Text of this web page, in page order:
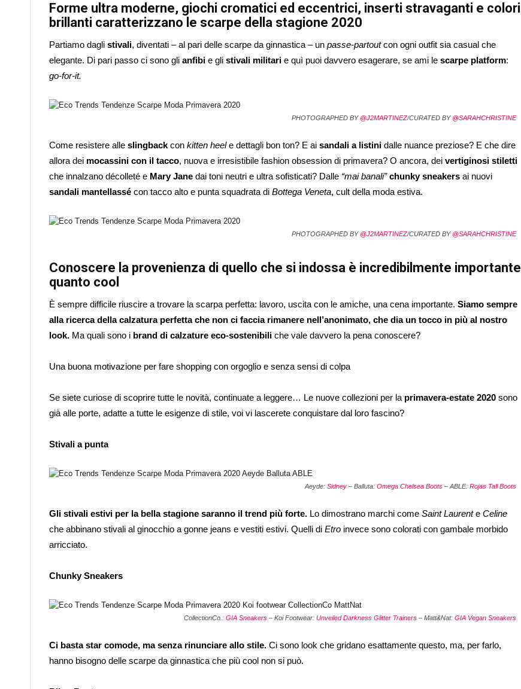
Forme ultra moderne, giochi cromatici ed eccentrici, inserti stravaganti e colori
brillanti caratterizzano le scarpe della stagione 2020
Partiamo dagli stivali, diventati – al pari delle scarpe da ginnastica – un passe-partoutcon ogni outfit sia casual che
elegante. Di pari passo ci sono gli anfibi e gli stivali militari e quì puoi davvero esagerare, se ami le scarpe platform:
go-for-it.
PHOTOGRAPHED BY @J2MARTINEZ/CURATED BY @SARAHCHRISTINE
Come resistere alle slingback con kitten heele dettagli bon ton? E ai sandali a listini dalle nuance preziose? E che dire
allora dei mocassini con il tacco, nuova e irresistibile fashion obsession di primavera? O ancora, dei vertiginosi stiletti
che innalzano décolleté e Mary Jane dai toni neutri e ultra sofisticati? Dalle “mai banali” chunky sneakers ai nuovi
sandali mantellassé con tacco alto e punta squadrata di Bottega Veneta, cult della moda estiva.
PHOTOGRAPHED BY @J2MARTINEZ/CURATED BY @SARAHCHRISTINE
Conoscere la provenienza di quello che si indossa è incredibilmente importante
quanto cool
È sempre difficile riuscire a trovare la scarpa perfetta: lavoro, uscita con le amiche, una cena importante. Siamo sempre
alla ricerca della calzatura perfetta che non ci faccia rimanere nell’anonimato, che dia un tocco in più al nostro
look. Ma quali sono i brand di calzature eco-sostenibili che vale davvero la pena conoscere?
Una buona motivazione per fare shopping con orgoglio e senza sensi di colpa
Se siete curiose di scoprire tutte le novità, continuate a leggere… Le nuove collezioni per la primavera-estate 2020 sono
già alle porte, adatte a tutte le esigenze di stile, voi vi lascerete conquistare dal loro fascino?
Stivali a punta
Aeyde: Sidney – Balluta: Omega Chelsea Boots – ABLE: Rojas Tall Boots
Gli stivali estivi per la bella stagione saranno il trend più forte. Lo dimostrano marchi come Saint Laurente Celine
che abbinano stivali al ginocchio a gonne jeans e vestiti estivi. Quelli di Etro invece sono colorati con gambale morbido
arricciato.
Chunky Sneakers
CollectionCo.: GIA Sneakers – Koi Footwear: Unveiled Darkness Glitter Trainers – Matt&Nat: GIA Vegan Sneakers
Ci basta star comode, ma senza rinunciare allo stile. Ci sono look che gridano esattamente questo, ma, per farlo,
hanno bisogno delle scarpe da ginnastica che più cool non si può.